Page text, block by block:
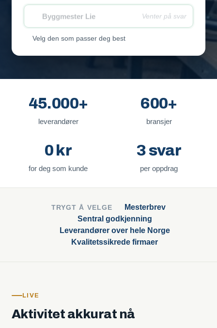
Byggmester Lie Venter på svar
Velg den som passer deg best
45.000+
leverandører
600+
bransjer
0 kr
for deg som kunde
3 svar
per oppdrag
TRYGT Å VELGE
Mesterbrev
Sentral godkjenning
Leverandører over hele Norge
Kvalitetssikrede firmaer
LIVE
Aktivitet akkurat nå